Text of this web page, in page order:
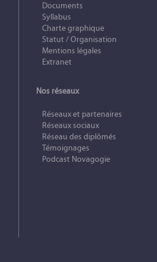
Documents
Syllabus
Charte graphique
Statut / Organisation
Mentions légales
Extranet
Nos réseaux
Réseaux et partenaires
Réseaux sociaux
Réseau des diplômés
Témoignages
Podcast Novagogie